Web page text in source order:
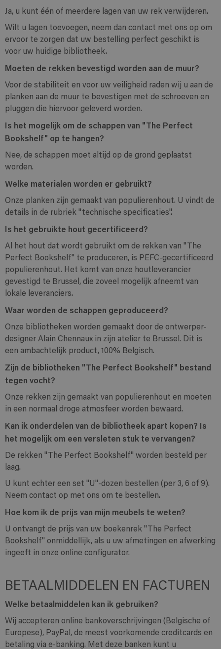
Ja, u kunt één of meerdere lagen van uw rek verwijderen.
Wilt u lagen toevoegen, neem dan contact met ons op om
ervoor te zorgen dat uw bestelling perfect geschikt is
voor uw huidige bibliotheek.
Moeten de rekken bevestigd worden aan de muur?
Voor de stabiliteit en voor uw veiligheid raden wij u aan de
planken aan de muur te bevestigen met de schroeven en
pluggen die hiervoor geleverd worden.
Is het mogelijk om de schappen van "The Perfect
Bookshelf" op te hangen?
Nee, de schappen moet altijd op de grond geplaatst
worden.
Welke materialen worden er gebruikt?
Onze planken zijn gemaakt van populierenhout. U vindt de
details in de rubriek "technische specificaties".
Is het gebruikte hout gecertificeerd?
Al het hout dat wordt gebruikt om de rekken van "The
Perfect Bookshelf" te produceren, is PEFC-gecertificeerd
populierenhout. Het komt van onze houtleverancier
gevestigd te Brussel, die zoveel mogelijk afneemt van
lokale leveranciers.
Waar worden de schappen geproduceerd?
Onze bibliotheken worden gemaakt door de ontwerper-
designer Alain Chennaux in zijn atelier te Brussel. Dit is
een ambachtelijk product, 100% Belgisch.
Zijn de bibliotheken "The Perfect Bookshelf" bestand
tegen vocht?
Onze rekken zijn gemaakt van populierenhout en moeten
in een normaal droge atmosfeer worden bewaard.
Kan ik onderdelen van de bibliotheek apart kopen? Is
het mogelijk om een versleten stuk te vervangen?
De rekken "The Perfect Bookshelf" worden besteld per
laag.
U kunt echter een set "U"-dozen bestellen (per 3, 6 of 9).
Neem contact op met ons om te bestellen.
Hoe kom ik de prijs van mijn meubels te weten?
U ontvangt de prijs van uw boekenrek "The Perfect
Bookshelf" onmiddellijk, als u uw afmetingen en afwerking
ingeeft in onze online configurator.
BETAALMIDDELEN EN FACTUREN
Welke betaalmiddelen kan ik gebruiken?
Wij accepteren online bankoverschrijvingen (Belgische of
Europese), PayPal, de meest voorkomende creditcards en
betaling via e-banking. Met deze banken kunt u